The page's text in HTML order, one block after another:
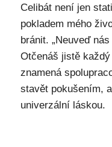
Celibát není jen
pokladem mého
bránit. „Neuveď
Otčenáš jistě
znamená
stavět pokušením,
univerzální láskou.